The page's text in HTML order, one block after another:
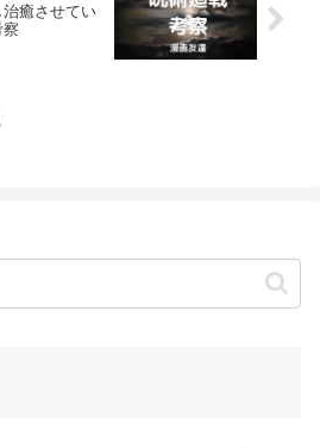
癒させてい